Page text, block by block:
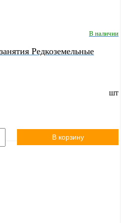
В наличии
Редкоземельные
шт
В корзину